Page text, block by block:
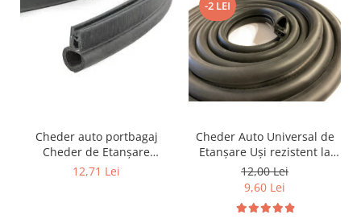
Cheder auto portbagaj
Cheder de Etanșare
Profesional din Cauciuc -
12,71 Lei
-2 LEI
Cheder Auto Universal de
Etanșare Uși rezistent la
intemperii, raze UV,
îmbătrânire și temperaturi
extreme
12,00 Lei
9,60 Lei